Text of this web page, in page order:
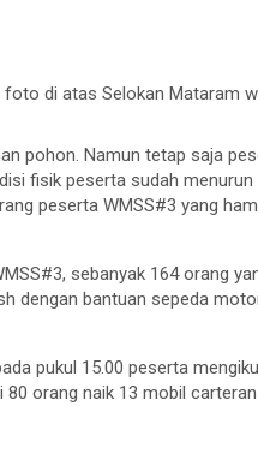
di atas Selokan Mataram
pohon. Namun tetap saja
fisik peserta sudah
peserta WMSS#3 yang
sebanyak 164 orang
dengan bantuan sepeda
pukul 15.00 peserta
orang naik 13 mobil